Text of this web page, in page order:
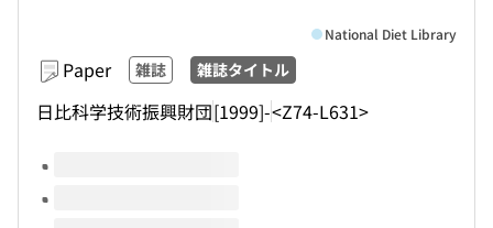
Paper 雑誌 雑誌タイトル
日比科学技術振興財団[1999]-<Z74-L631>
National Diet Library
Volumes of this title